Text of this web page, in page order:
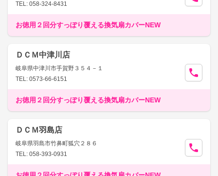
TEL: 058-324-8431
お徳用２回分すっぽり覆える換気扇カバーNEW
ＤＣＭ中津川店
岐阜県中津川市手賀野３５４－１
TEL: 0573-66-6151
お徳用２回分すっぽり覆える換気扇カバーNEW
ＤＣＭ羽島店
岐阜県羽島市竹鼻町狐穴２８６
TEL: 058-393-0931